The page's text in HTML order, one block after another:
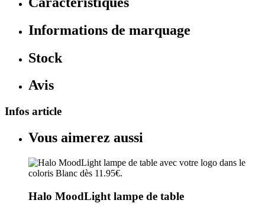
Informations de marquage
Stock
Avis
Infos article
Vous aimerez aussi
Halo MoodLight lampe de table